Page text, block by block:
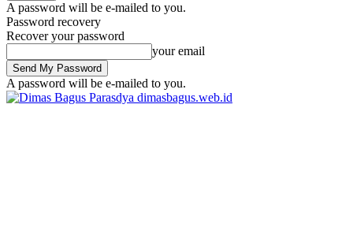
A password will be e-mailed to you.
Password recovery
Recover your password
your email
A password will be e-mailed to you.
dimasbagus.web.id